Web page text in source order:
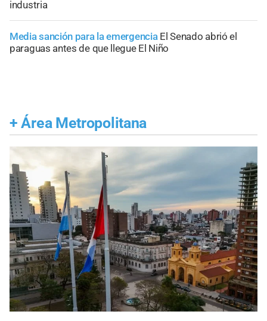
industria
Media sanción para la emergencia El Senado abrió el
paraguas antes de que llegue El Niño
+ Área Metropolitana